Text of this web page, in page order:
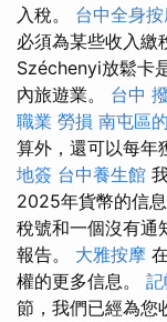
入稅。 台中全身
必須為某些收入繳
Széchenyi放鬆卡
內旅遊業。 台中
職業 勞損 南屯區
算外，還可以每年
地簽 台中養生館
2025年貨幣的信
稅號和一個沒有通
報告。 大雅按摩
權的更多信息。
節，我們已經為您